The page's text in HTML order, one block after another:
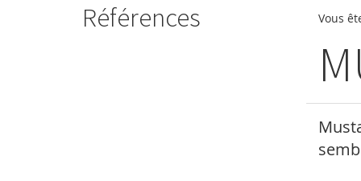
Références Vous